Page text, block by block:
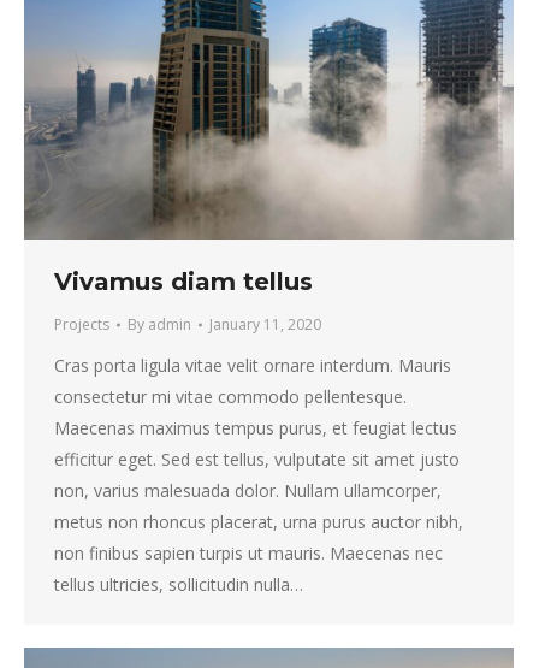
Vivamus diam tellus
Projects By admin January 11, 2020
Cras porta ligula vitae velit ornare interdum. Mauris
consectetur mi vitae commodo pellentesque.
Maecenas maximus tempus purus, et feugiat lectus
efficitur eget. Sed est tellus, vulputate sit amet justo
non, varius malesuada dolor. Nullam ullamcorper,
metus non rhoncus placerat, urna purus auctor nibh,
non finibus sapien turpis ut mauris. Maecenas nec
tellus ultricies, sollicitudin nulla…